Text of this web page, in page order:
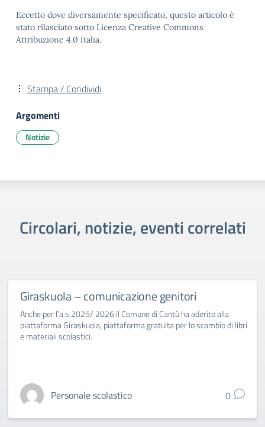
Eccetto dove diversamente specificato, questo articolo è
stato rilasciato sotto Licenza Creative Commons
Attribuzione 4.0 Italia.
Stampa / Condividi
Argomenti
Notizie
Circolari, notizie, eventi correlati
Giraskuola – comunicazione genitori
Anche per l’a.s.2025/ 2026 il Comune di Cantù ha aderito alla
piattaforma Giraskuola, piattaforma gratuita per lo scambio di libri
e materiali scolastici.
Personale scolastico 0